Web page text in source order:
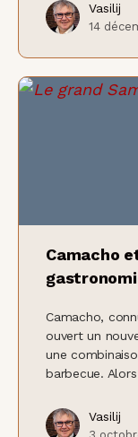
Vasilij
14
Camacho
Camacho,
ouvert un
une
barbecue.
Vasilij